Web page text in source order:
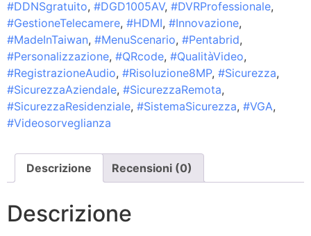
#DDNSgratuito, #DGD1005AV, #DVRProfessionale,
#GestioneTelecamere, #HDMI, #Innovazione,
#MadeInTaiwan, #MenuScenario, #Pentabrid,
#Personalizzazione, #QRcode, #QualitàVideo,
#RegistrazioneAudio, #Risoluzione8MP, #Sicurezza,
#SicurezzaAziendale, #SicurezzaRemota,
#SicurezzaResidenziale, #SistemaSicurezza, #VGA,
#Videosorveglianza
Descrizione Recensioni (0)
Descrizione